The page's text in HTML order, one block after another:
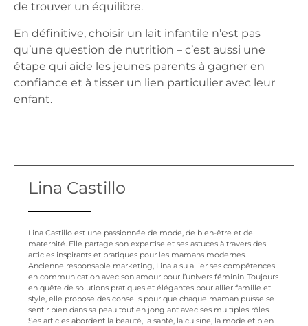
de trouver un équilibre.
En définitive, choisir un lait infantile n’est pas
qu’une question de nutrition – c’est aussi une
étape qui aide les jeunes parents à gagner en
confiance et à tisser un lien particulier avec leur
enfant.
Lina Castillo
Lina Castillo est une passionnée de mode, de bien-être et de
maternité. Elle partage son expertise et ses astuces à travers des
articles inspirants et pratiques pour les mamans modernes.
Ancienne responsable marketing, Lina a su allier ses compétences
en communication avec son amour pour l’univers féminin. Toujours
en quête de solutions pratiques et élégantes pour allier famille et
style, elle propose des conseils pour que chaque maman puisse se
sentir bien dans sa peau tout en jonglant avec ses multiples rôles.
Ses articles abordent la beauté, la santé, la cuisine, la mode et bien